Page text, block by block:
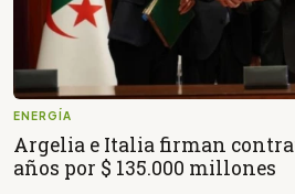
ENERGÍA
Argelia e Italia firman
años por $ 135.000 millones